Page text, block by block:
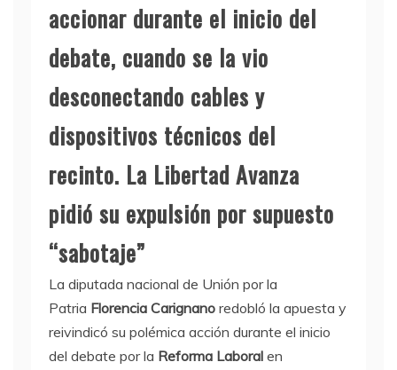
accionar durante el inicio del
debate, cuando se la vio
desconectando cables y
dispositivos técnicos del
recinto. La Libertad Avanza
pidió su expulsión por supuesto
“sabotaje”
La diputada nacional de Unión por la
Patria Florencia Carignano redobló la apuesta y
reivindicó su polémica acción durante el inicio
del debate por la Reforma Laboral en